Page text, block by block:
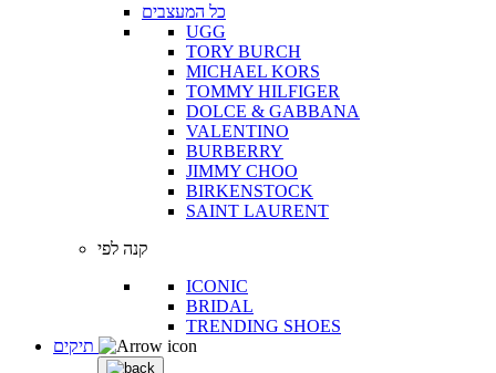
כל המעצבים
UGG
TORY BURCH
MICHAEL KORS
TOMMY HILFIGER
DOLCE & GABBANA
VALENTINO
BURBERRY
JIMMY CHOO
BIRKENSTOCK
SAINT LAURENT
קנה לפי
ICONIC
BRIDAL
TRENDING SHOES